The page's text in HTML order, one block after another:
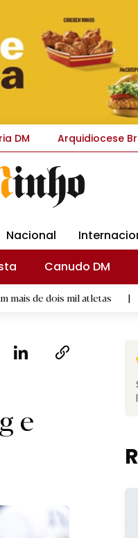
DM Arquidiocese
Nacional
Canudo DM
atletas | B.
e